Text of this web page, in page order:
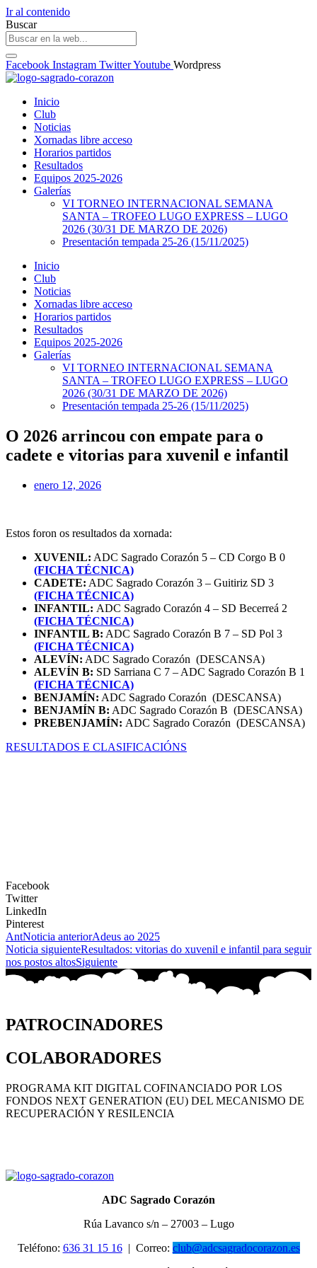
Ir al contenido
Buscar
Facebook Instagram TwitterYoutube Wordpress
Inicio
Club
Noticias
Xornadas libre acceso
Horarios partidos
Resultados
Equipos 2025-2026
Galerías
VI TORNEO INTERNACIONAL SEMANA
SANTA – TROFEO LUGO EXPRESS – LUGO
2026 (30/31 DE MARZO DE 2026)
Presentación tempada 25-26 (15/11/2025)
Inicio
Club
Noticias
Xornadas libre acceso
Horarios partidos
Resultados
Equipos 2025-2026
Galerías
VI TORNEO INTERNACIONAL SEMANA
SANTA – TROFEO LUGO EXPRESS – LUGO
2026 (30/31 DE MARZO DE 2026)
Presentación tempada 25-26 (15/11/2025)
O 2026 arrincou con empate para o
cadete e vitorias para xuvenil e infantil
enero 12, 2026
Estos foron os resultados da xornada:
XUVENIL: ADC Sagrado Corazón 5 – CD Corgo B 0
(FICHA TÉCNICA)
CADETE: ADC Sagrado Corazón 3 – Guitiriz SD 3
(FICHA TÉCNICA)
INFANTIL: ADC Sagrado Corazón 4 – SD Becerreá 2
(FICHA TÉCNICA)
INFANTIL B: ADC Sagrado Corazón B 7 – SD Pol 3
(FICHA TÉCNICA)
ALEVÍN: ADC Sagrado Corazón (DESCANSA)
ALEVÍN B: SD Sarriana C 7 – ADC Sagrado Corazón B 1
(FICHA TÉCNICA)
BENJAMÍN: ADC Sagrado Corazón (DESCANSA)
BENJAMÍN B: ADC Sagrado Corazón B (DESCANSA)
PREBENJAMÍN: ADC Sagrado Corazón (DESCANSA)
RESULTADOS E CLASIFICACIÓNS
Facebook
Twitter
LinkedIn
Pinterest
AntNoticia anteriorAdeus ao 2025
Noticia siguienteResultados: vitorias do xuvenil e infantil para seguir
nos postos altosSiguiente
PATROCINADORES
COLABORADORES
PROGRAMA KIT DIGITAL COFINANCIADO POR LOS
FONDOS NEXT GENERATION (EU) DEL MECANISMO DE
RECUPERACIÓN Y RESILENCIA
ADC Sagrado Corazón
Rúa Lavanco s/n – 27003 – Lugo
Teléfono: 636 31 15 16| Correo: club@adcsagradocorazon.es